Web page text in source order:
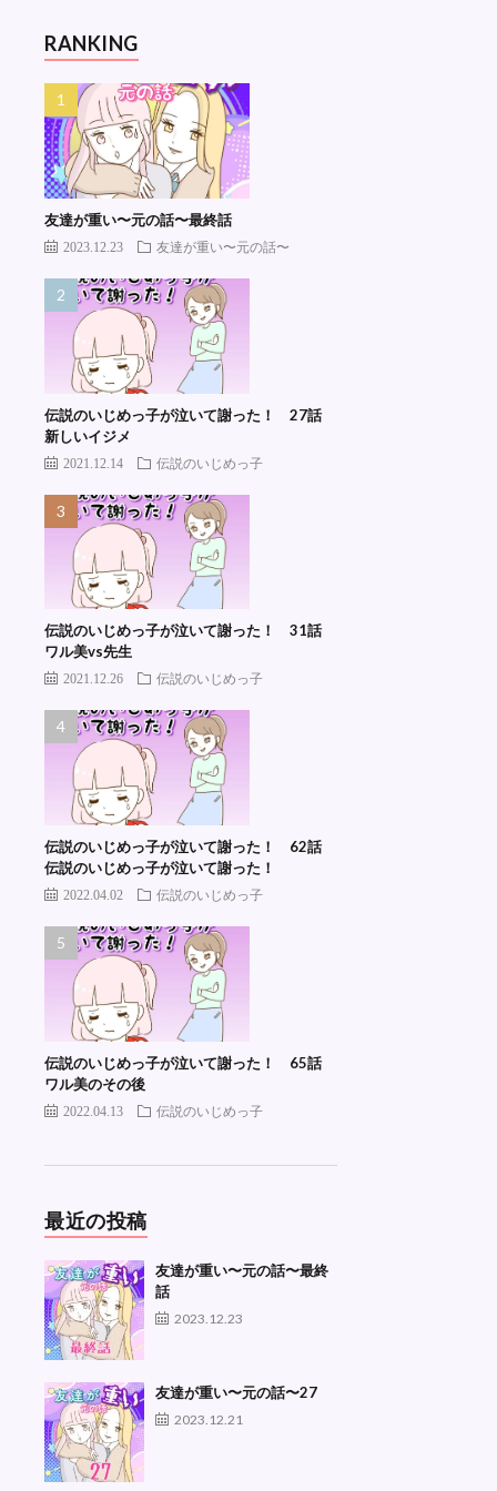
RANKING
友達が重い〜元の話〜最終話
2023.12.23 友達が重い〜元の話〜
伝説のいじめっ子が泣いて謝った！ 27話
新しいイジメ
2021.12.14 伝説のいじめっ子
伝説のいじめっ子が泣いて謝った！ 31話
ワル美vs先生
2021.12.26 伝説のいじめっ子
伝説のいじめっ子が泣いて謝った！ 62話
伝説のいじめっ子が泣いて謝った！
2022.04.02 伝説のいじめっ子
伝説のいじめっ子が泣いて謝った！ 65話
ワル美のその後
2022.04.13 伝説のいじめっ子
最近の投稿
友達が重い〜元の話〜最終
話
2023.12.23
友達が重い〜元の話〜27
2023.12.21